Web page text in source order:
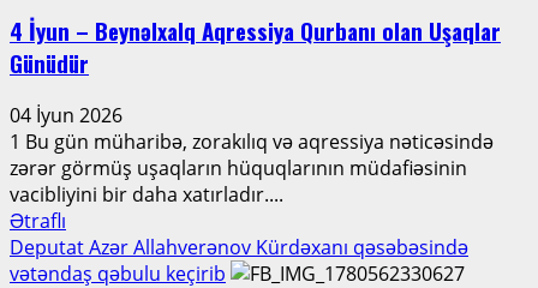
seminar
təşkil
4 İyun – Beynəlxalq Aqressiya Qurbanı olan Uşaqlar
Günüdür
04 İyun 2026
1 Bu gün müharibə, zorakılıq və aqressiya nəticəsində
zərər görmüş uşaqların hüquqlarının müdafiəsinin
vacibliyini bir daha xatırladır....
Ətraflı
more
about
Deputat Azər Allahverənov Kürdəxanı qəsəbəsində
vətəndaş qəbulu keçirib